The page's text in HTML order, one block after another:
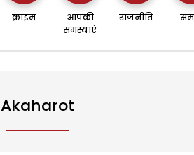
क्राइम
आपकी
समस्याएं
राजनीति
Akaharot